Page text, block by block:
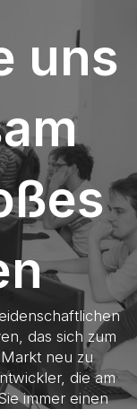
uns
das sich zum
neu zu
die am
immer einen